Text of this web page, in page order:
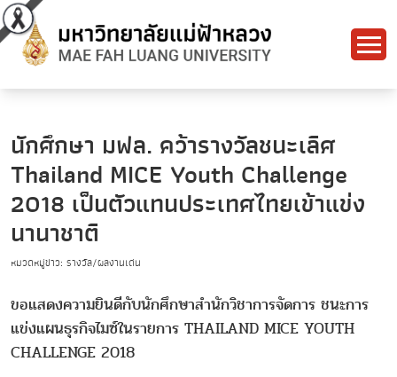
นักศึกษา มฟล. คว้ารางวัลชนะเลิศ
Thailand MICE Youth Challenge
2018 เป็นตัวแทนประเทศไทยเข้าแข่ง
นานาชาติ
หมวดหมู่ข่าว: รางวัล/ผลงานเด่น
ขอแสดงความยินดีกับนักศึกษาสำนักวิชาการจัดการ ชนะการ
แข่งแผนธุรกิจไมซ์ในรายการ THAILAND MICE YOUTH
CHALLENGE 2018